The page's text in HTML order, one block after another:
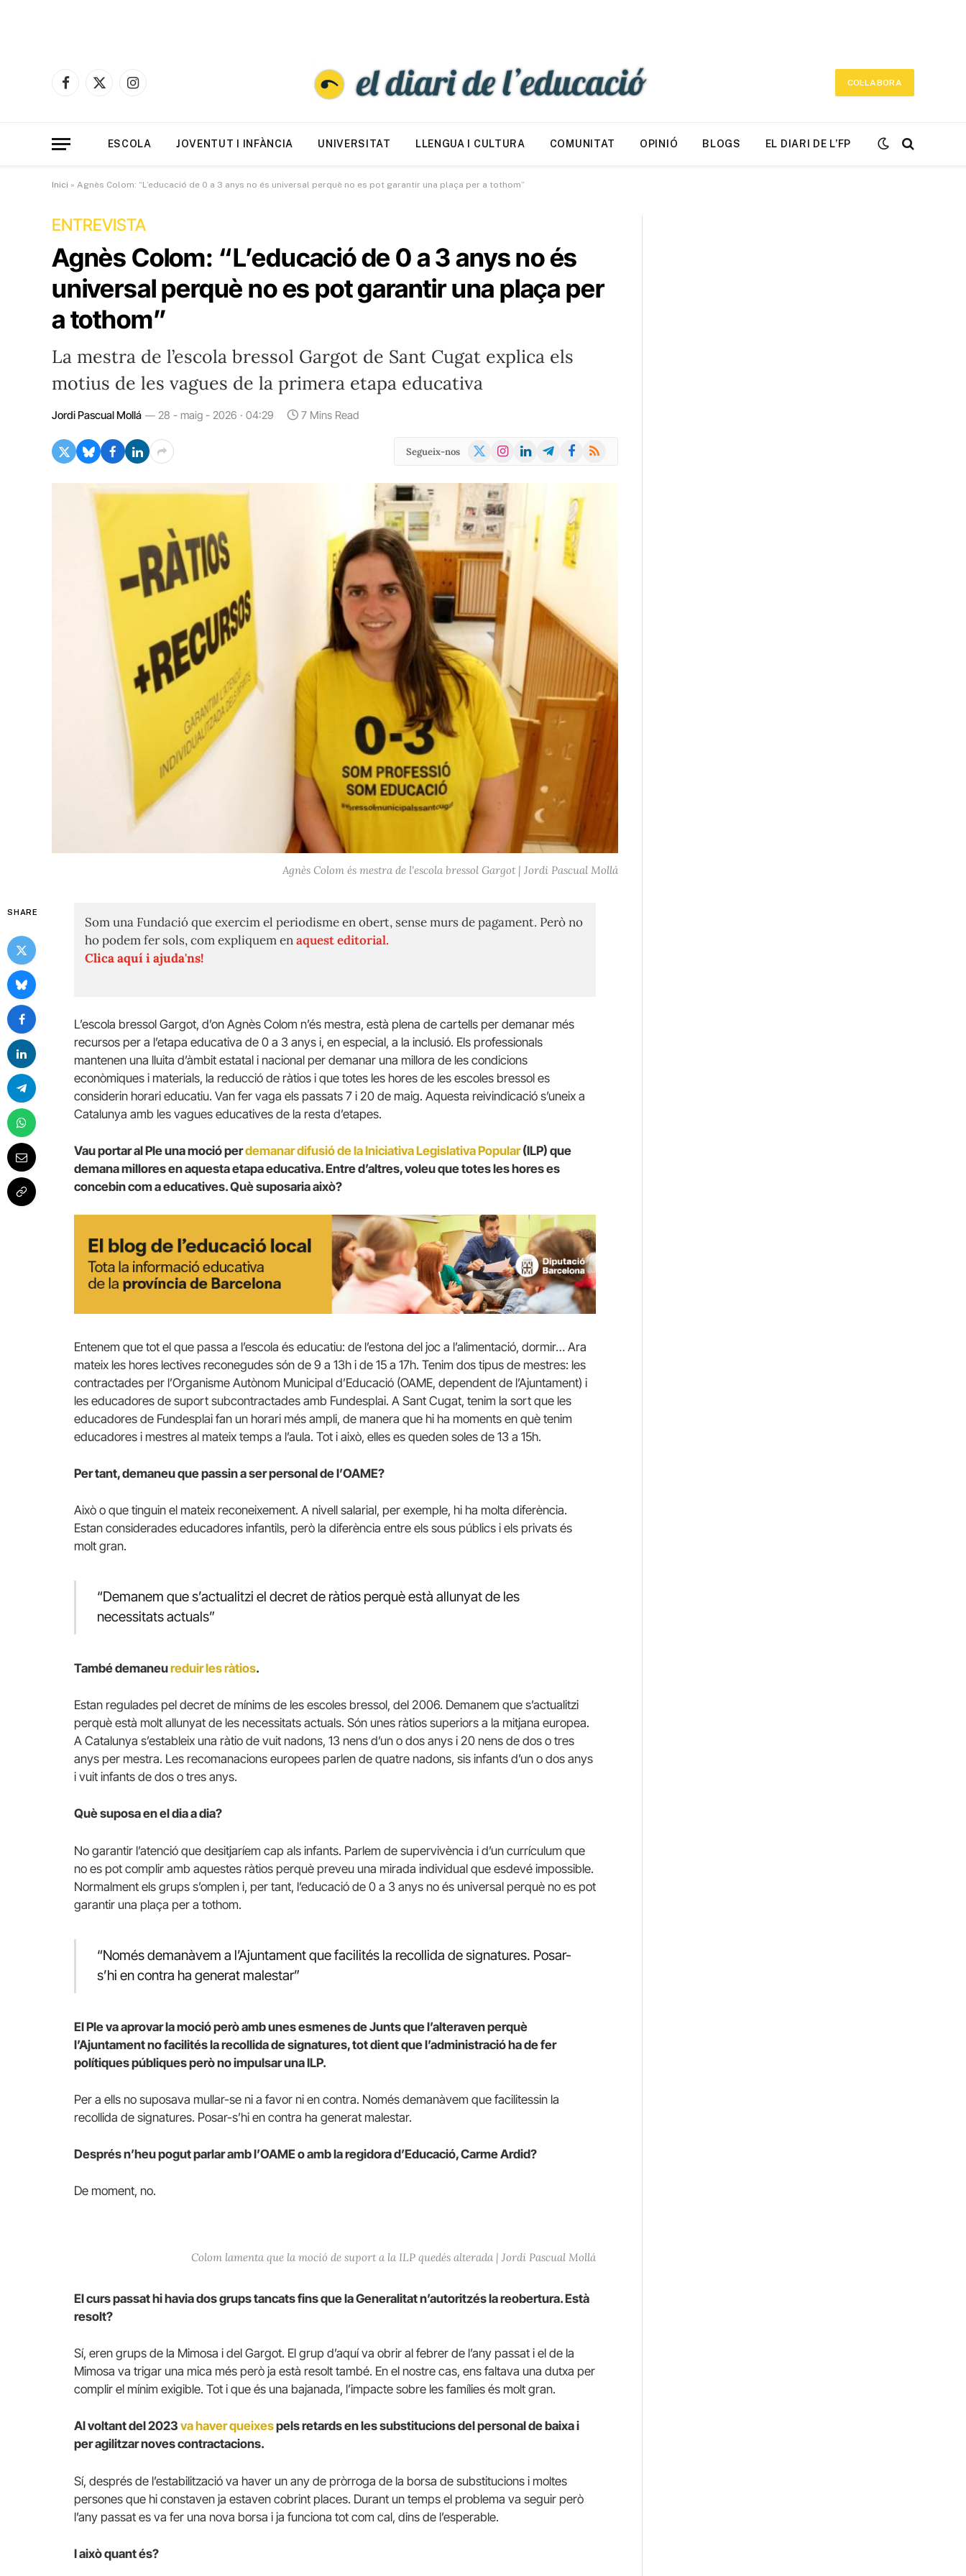
Facebook
X
Instagram
COL·LABORA
ESCOLA JOVENTUT I INFÀNCIA UNIVERSITAT LLENGUA I CULTURA COMUNITAT OPINIÓ BLOGS EL DIARI DE L’FP
Inici » Agnès Colom: “L’educació de 0 a 3 anys no és universal perquè no es pot garantir una plaça per a tothom”
ENTREVISTA
Agnès Colom: “L’educació de 0 a 3 anys no és
universal perquè no es pot garantir una plaça per
a tothom”
La mestra de l’escola bressol Gargot de Sant Cugat explica els
motius de les vagues de la primera etapa educativa
Jordi Pascual Mollá 28 - maig - 2026 · 04:29 7 Mins Read
Segueix-nos
X
Instagram
LinkedInTelegramFacebook
RSS
Agnès Colom és mestra de l'escola bressol Gargot | Jordi Pascual Mollá
SHARE
Som una Fundació que exercim el periodisme en obert, sense murs de pagament. Però no
ho podem fer sols, com expliquem enaquest editorial.
Clica aquí i ajuda'ns!
L’escola bressol Gargot, d’on Agnès Colom n’és mestra, està plena de cartells per demanar més
recursos per a l’etapa educativa de 0 a 3 anys i, en especial, a la inclusió. Els professionals
mantenen una lluita d’àmbit estatal i nacional per demanar una millora de les condicions
econòmiques i materials, la reducció de ràtios i que totes les hores de les escoles bressol es
considerin horari educatiu. Van fer vaga els passats 7 i 20 de maig. Aquesta reivindicació s’uneix a
Catalunya amb les vagues educatives de la resta d’etapes.
Vau portar al Ple una moció perdemanar difusió de la Iniciativa Legislativa Popular(ILP) que
demana millores en aquesta etapa educativa. Entre d’altres, voleu que totes les hores es
concebin com a educatives. Què suposaria això?
Entenem que tot el que passa a l’escola és educatiu: de l’estona del joc a l’alimentació, dormir… Ara
mateix les hores lectives reconegudes són de 9 a 13h i de 15 a 17h. Tenim dos tipus de mestres: les
contractades per l’Organisme Autònom Municipal d’Educació (OAME, dependent de l’Ajuntament) i
les educadores de suport subcontractades amb Fundesplai. A Sant Cugat, tenim la sort que les
educadores de Fundesplai fan un horari més ampli, de manera que hi ha moments en què tenim
educadores i mestres al mateix temps a l’aula. Tot i això, elles es queden soles de 13 a 15h.
Per tant, demaneu que passin a ser personal de l’OAME?
Això o que tinguin el mateix reconeixement. A nivell salarial, per exemple, hi ha molta diferència.
Estan considerades educadores infantils, però la diferència entre els sous públics i els privats és
molt gran.
“Demanem que s’actualitzi el decret de ràtios perquè està allunyat de les
necessitats actuals”
També demaneureduir les ràtios.
Estan regulades pel decret de mínims de les escoles bressol, del 2006. Demanem que s’actualitzi
perquè està molt allunyat de les necessitats actuals. Són unes ràtios superiors a la mitjana europea.
A Catalunya s’estableix una ràtio de vuit nadons, 13 nens d’un o dos anys i 20 nens de dos o tres
anys per mestra. Les recomanacions europees parlen de quatre nadons, sis infants d’un o dos anys
i vuit infants de dos o tres anys.
Què suposa en el dia a dia?
No garantir l’atenció que desitjaríem cap als infants. Parlem de supervivència i d’un currículum que
no es pot complir amb aquestes ràtios perquè preveu una mirada individual que esdevé impossible.
Normalment els grups s’omplen i, per tant, l’educació de 0 a 3 anys no és universal perquè no es pot
garantir una plaça per a tothom.
“Només demanàvem a l’Ajuntament que facilités la recollida de signatures. Posar-
s’hi en contra ha generat malestar”
El Ple va aprovar la moció però amb unes esmenes de Junts que l’alteraven perquè
l’Ajuntament no facilités la recollida de signatures, tot dient que l’administració ha de fer
polítiques públiques però no impulsar una ILP.
Per a ells no suposava mullar-se ni a favor ni en contra. Només demanàvem que facilitessin la
recollida de signatures. Posar-s’hi en contra ha generat malestar.
Després n’heu pogut parlar amb l’OAME o amb la regidora d’Educació, Carme Ardid?
De moment, no.
Colom lamenta que la moció de suport a la ILP quedés alterada | Jordi Pascual Mollá
El curs passat hi havia dos grups tancats fins que la Generalitat n’autoritzés la reobertura. Està
resolt?
Sí, eren grups de la Mimosa i del Gargot. El grup d’aquí va obrir al febrer de l’any passat i el de la
Mimosa va trigar una mica més però ja està resolt també. En el nostre cas, ens faltava una dutxa per
complir el mínim exigible. Tot i que és una bajanada, l’impacte sobre les famílies és molt gran.
Al voltant del 2023 va haver queixespels retards en les substitucions del personal de baixa i
per agilitzar noves contractacions.
Sí, després de l’estabilització va haver un any de pròrroga de la borsa de substitucions i moltes
persones que hi constaven ja estaven cobrint places. Durant un temps el problema va seguir però
l’any passat es va fer una nova borsa i ja funciona tot com cal, dins de l’esperable.
I això quant és?